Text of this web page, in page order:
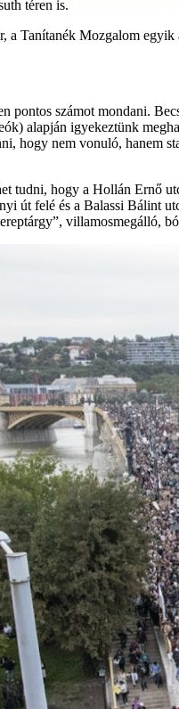
téren is.
a Tanítanék Mozgalom
pontos számot mondani.
alapján igyekeztünk
hogy nem vonuló, hanem
tudni, hogy a Hollán Ernő
út felé és a Balassi Bálint
villamosmegálló,